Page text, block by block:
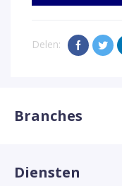
Delen:
Branches
Diensten